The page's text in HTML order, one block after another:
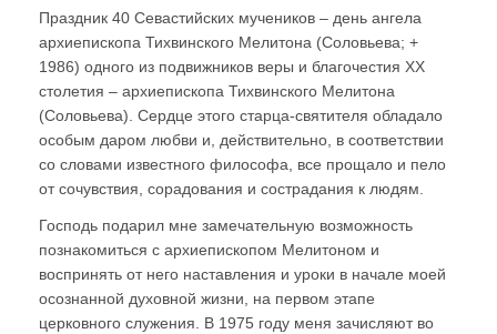
Праздник 40 Севастийских мучеников – день ангела
архиепископа Тихвинского Мелитона (Соловьева; +
1986) одного из подвижников веры и благочестия ХХ
столетия – архиепископа Тихвинского Мелитона
(Соловьева). Сердце этого старца-святителя обладало
особым даром любви и, действительно, в соответствии
со словами известного философа, все прощало и пело
от сочувствия, сорадования и сострадания к людям.
Господь подарил мне замечательную возможность
познакомиться с архиепископом Мелитоном и
воспринять от него наставления и уроки в начале моей
осознанной духовной жизни, на первом этапе
церковного служения. В 1975 году меня зачисляют во